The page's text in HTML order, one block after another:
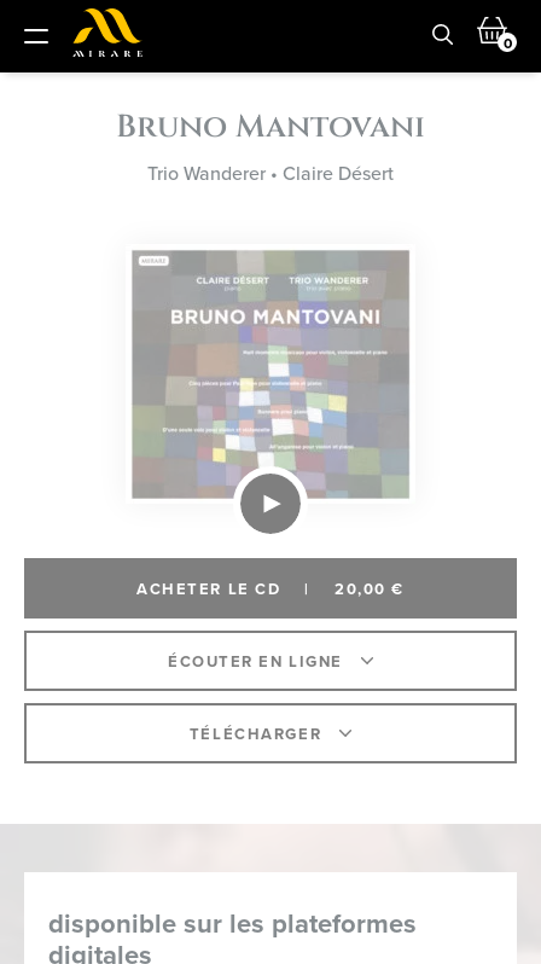
0
Bruno Mantovani
Trio Wanderer • Claire Désert
ACHETER LE CD | 20,00 €
ÉCOUTER EN LIGNE
TÉLÉCHARGER
disponible sur les plateformes
digitales